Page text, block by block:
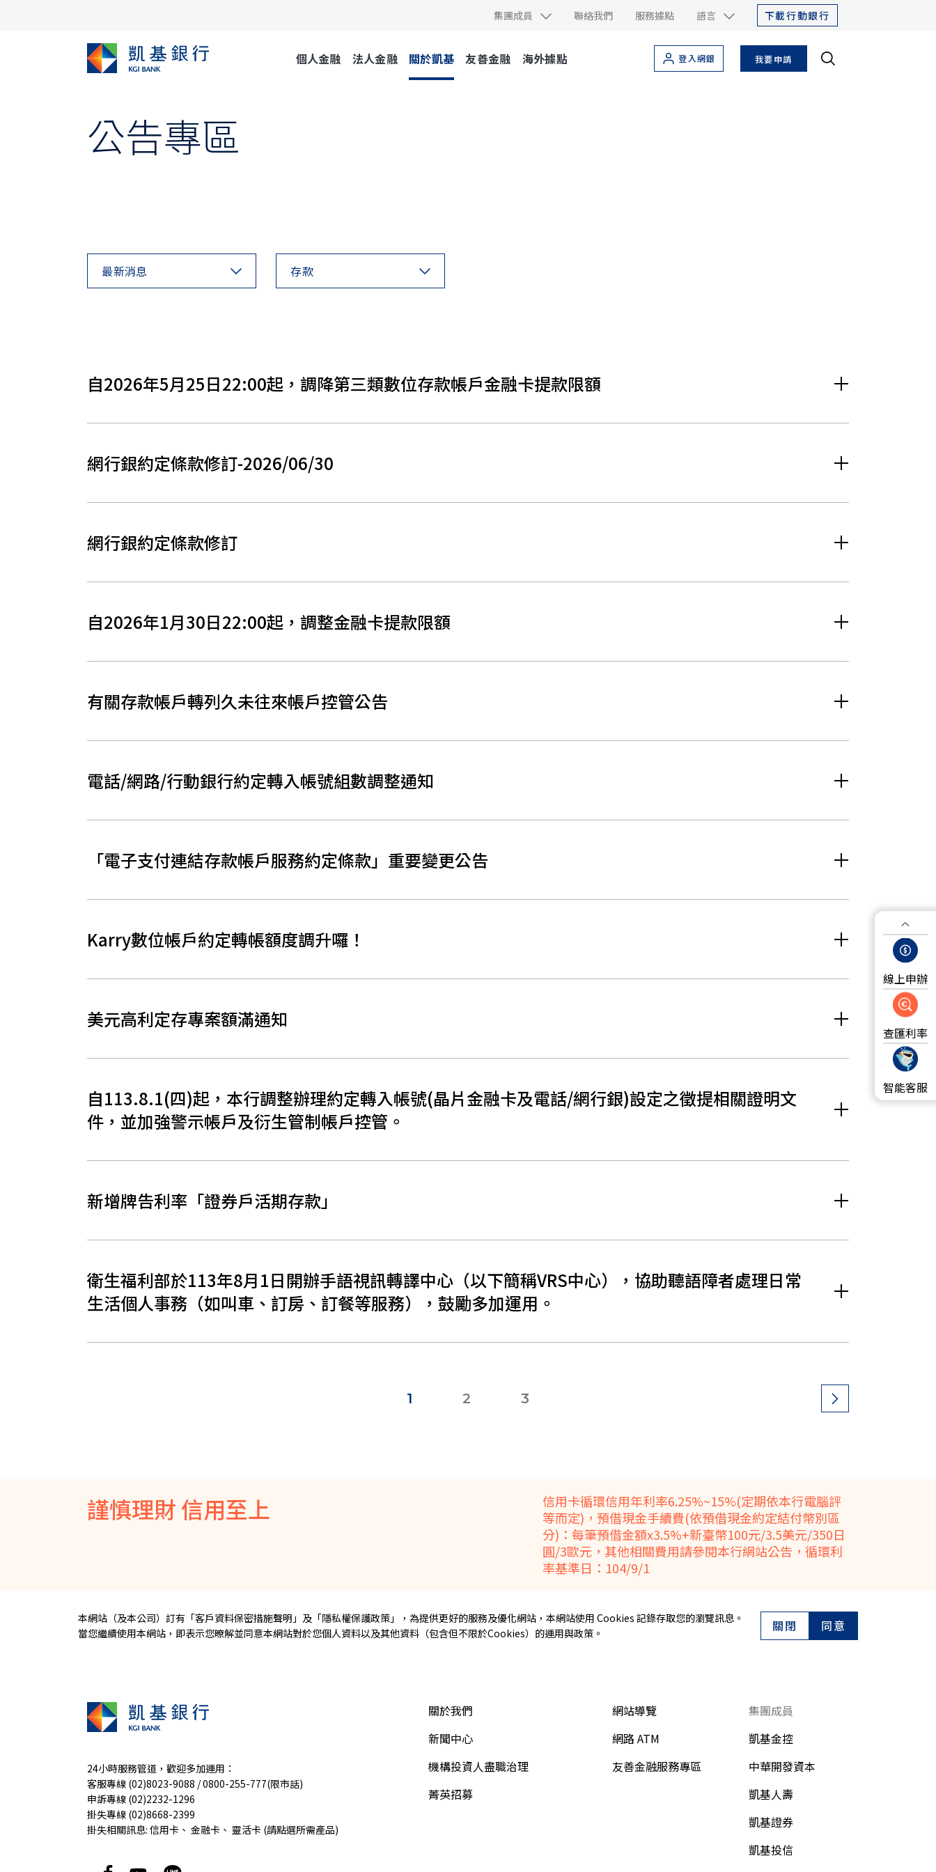
集團成員 聯絡我們 服務據點 語言 下載行動銀行
個人金融 法人金融 關於凱基 友善金融 海外據點 登入網銀 我要申請
線上申辦
查匯利率
智能客服
公告專區
最新消息 存款
自2026年5月25日22:00起，調降第三類數位存款帳戶金融卡提款限額
網行銀約定條款修訂-2026/06/30
網行銀約定條款修訂
自2026年1月30日22:00起，調整金融卡提款限額
有關存款帳戶轉列久未往來帳戶控管公告
電話/網路/行動銀行約定轉入帳號組數調整通知
「電子支付連結存款帳戶服務約定條款」重要變更公告
Karry數位帳戶約定轉帳額度調升囉！
美元高利定存專案額滿通知
自113.8.1(四)起，本行調整辦理約定轉入帳號(晶片金融卡及電話/網行銀)設定之徵提相關證明文
件，並加強警示帳戶及衍生管制帳戶控管。
新增牌告利率「證券戶活期存款」
衛生福利部於113年8月1日開辦手語視訊轉譯中心（以下簡稱VRS中心），協助聽語障者處理日常
生活個人事務（如叫車、訂房、訂餐等服務），鼓勵多加運用。
1 2 3
謹慎理財 信用至上
信用卡循環信用年利率6.25%~15%(定期依本行電腦評
等而定)，預借現金手續費(依預借現金約定結付幣別區
分)：每筆預借金額x3.5%+新臺幣100元/3.5美元/350日
圓/3歐元，其他相關費用請參閱本行網站公告，循環利
率基準日：104/9/1
本網站（及本公司）訂有「客戶資料保密措施聲明 」及「隱私權保護政策」，為提供更好的服務及優化網站，本網站使用 Cookies 記錄存取您的瀏覽訊息。
當您繼續使用本網站，即表示您暸解並同意本網站對於您個人資料以及其他資料（包含但不限於Cookies）的運用與政策。
關閉 同意
24小時服務管道，歡迎多加運用：
客服專線 (02)8023-9088 / 0800-255-777(限市話)
申訴專線 (02)2232-1296
掛失專線 (02)8668-2399
掛失相關訊息:信用卡 、金融卡 、 靈活卡 (請點選所需產品)
關於我們
新聞中心
機構投資人盡職治理
菁英招募
網站導覽
網路 ATM
友善金融服務專區
集團成員
凱基金控
中華開發資本
凱基人壽
凱基證券
凱基投信